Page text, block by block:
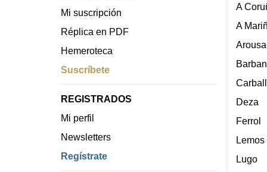
Mi suscripción
Réplica en PDF
Hemeroteca
Suscríbete
REGISTRADOS
Mi perfil
Newsletters
Regístrate
A
A
Arousa
Deza
Ferrol
Lemos
Lugo